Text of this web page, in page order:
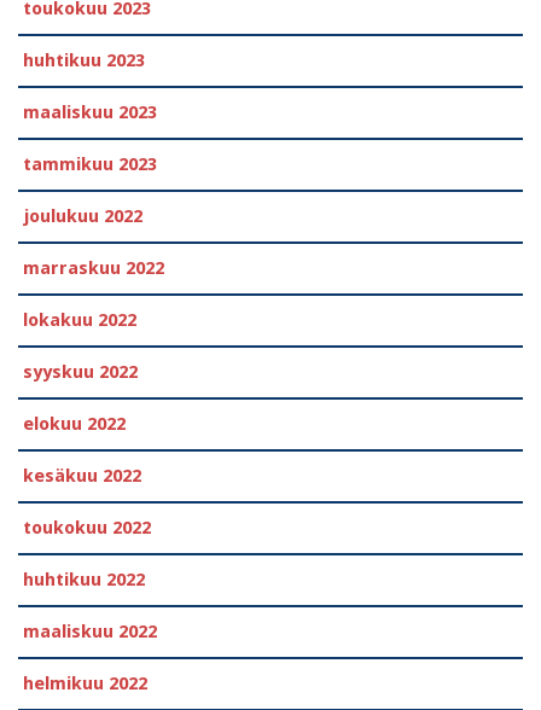
toukokuu 2023
huhtikuu 2023
maaliskuu 2023
tammikuu 2023
joulukuu 2022
marraskuu 2022
lokakuu 2022
syyskuu 2022
elokuu 2022
kesäkuu 2022
toukokuu 2022
huhtikuu 2022
maaliskuu 2022
helmikuu 2022